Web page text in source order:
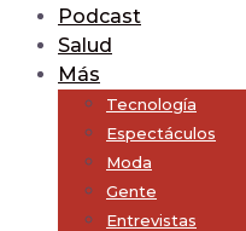
Podcast
Salud
Más
Tecnología
Espectáculos
Moda
Gente
Entrevistas